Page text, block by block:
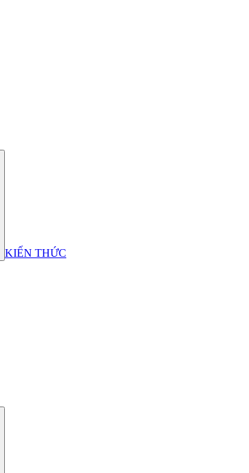
KIẾN THỨC